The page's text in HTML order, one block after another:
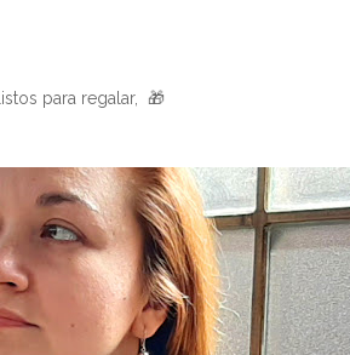
para regalar, 🎁